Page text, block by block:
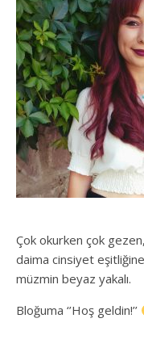
Çok okurken çok
daima cinsiyet
müzmin beyaz yakalı.
Bloğuma ‘’Hoş geldin!’’